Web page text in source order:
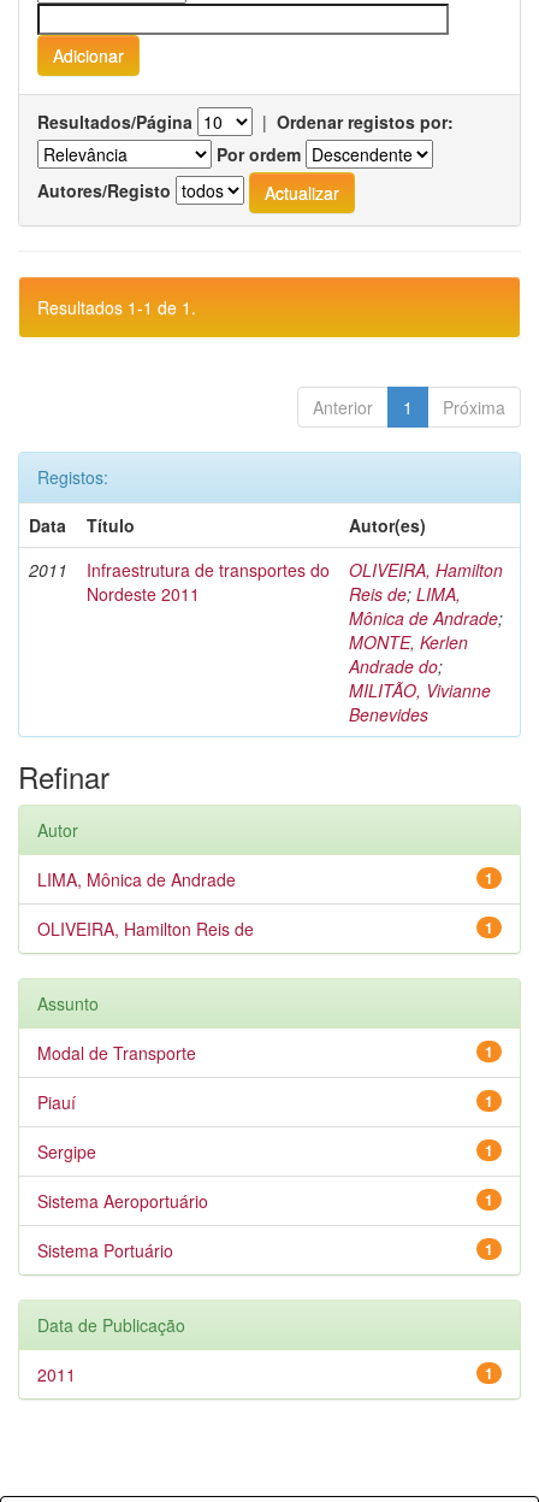
Resultados/Página | Ordenar registos por:
Por ordem
Autores/Registo
Resultados 1-1 de 1.
Anterior 1 Próxima
Registos:
Data
Título
Autor(es)
2011
Infraestrutura de transportes do
Nordeste 2011
OLIVEIRA, Hamilton
Reis de; LIMA,
Mônica de Andrade;
MONTE, Kerlen
Andrade do;
MILITÃO, Vivianne
Benevides
Refinar
Autor
1
LIMA, Mônica de Andrade
1
OLIVEIRA, Hamilton Reis de
Assunto
1
Modal de Transporte
1
Piauí
1
Sergipe
1
Sistema Aeroportuário
1
Sistema Portuário
Data de Publicação
1
2011